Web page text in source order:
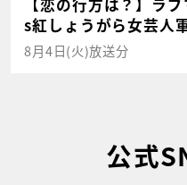
【恋の行方は？】ラ
s紅しょうがら女芸人
8月4日(火)放送分
公式